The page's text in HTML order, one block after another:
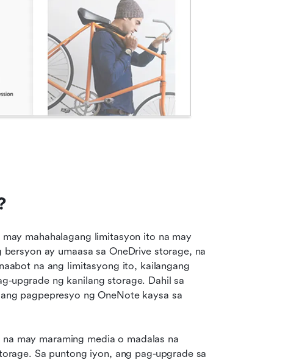
mahahalagang limitasyon ito na may
ay umaasa sa OneDrive storage, na
na ang limitasyong ito, kailangang
upgrade ng kanilang storage. Dahil sa
pagpepresyo ng OneNote kaysa sa
may maraming media o madalas na
Sa puntong iyon, ang pag-upgrade sa